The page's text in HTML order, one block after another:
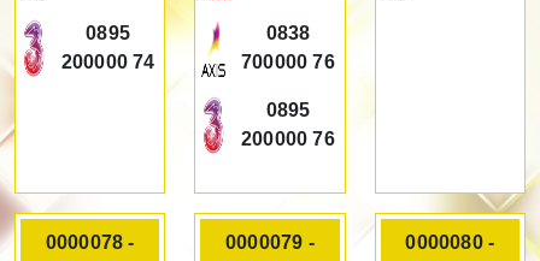
0895
200000 74
0838
700000 76
0895
200000 76
0000078 -
0000079 -
0000080 -